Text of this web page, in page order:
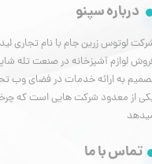
درباره سپنو
لوتوس زرین جام با نام تجاری
لوازم آشپزخانه در صنعت تله
به ارائه خدمات در فضای وب
از معدود شرکت هایی است که
تماس با ما